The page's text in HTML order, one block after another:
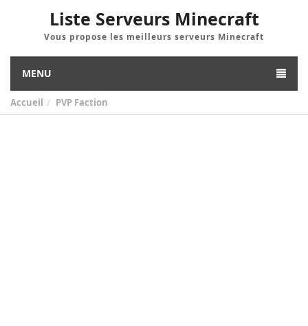
Liste Serveurs Minecraft
Vous propose les meilleurs serveurs Minecraft
MENU
Accueil PVP Faction